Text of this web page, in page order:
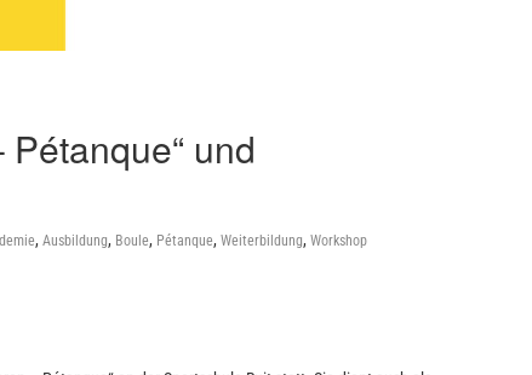
und
, Ausbildung, Boule, Pétanque, Weiterbildung, Workshop